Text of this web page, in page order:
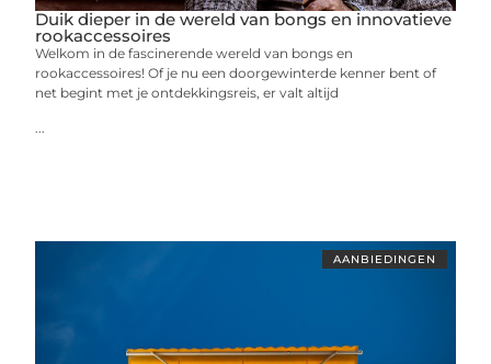
Duik dieper in de wereld van bongs en innovatieve
rookaccessoires
Welkom in de fascinerende wereld van bongs en
rookaccessoires! Of je nu een doorgewinterde kenner bent of
net begint met je ontdekkingsreis, er valt altijd
...
AANBIEDINGEN